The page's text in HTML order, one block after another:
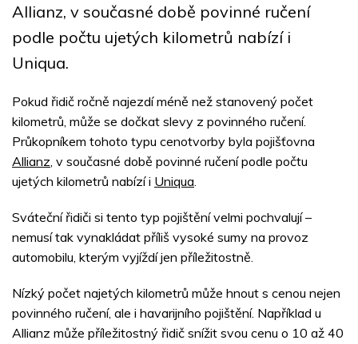
Allianz, v současné době povinné ručení
podle počtu ujetých kilometrů nabízí i
Uniqua.
Pokud řidič ročně najezdí méně než stanovený počet
kilometrů, může se dočkat slevy z povinného ručení.
Průkopníkem tohoto typu cenotvorby byla pojišťovna
Allianz, v současné době povinné ručení podle počtu
ujetých kilometrů nabízí i Uniqua.
Sváteční řidiči si tento typ pojištění velmi pochvalují –
nemusí tak vynakládat příliš vysoké sumy na provoz
automobilu, kterým vyjíždí jen příležitostně.
Nízký počet najetých kilometrů může hnout s cenou nejen
povinného ručení, ale i havarijního pojištění. Například u
Allianz může příležitostný řidič snížit svou cenu o 10 až 40